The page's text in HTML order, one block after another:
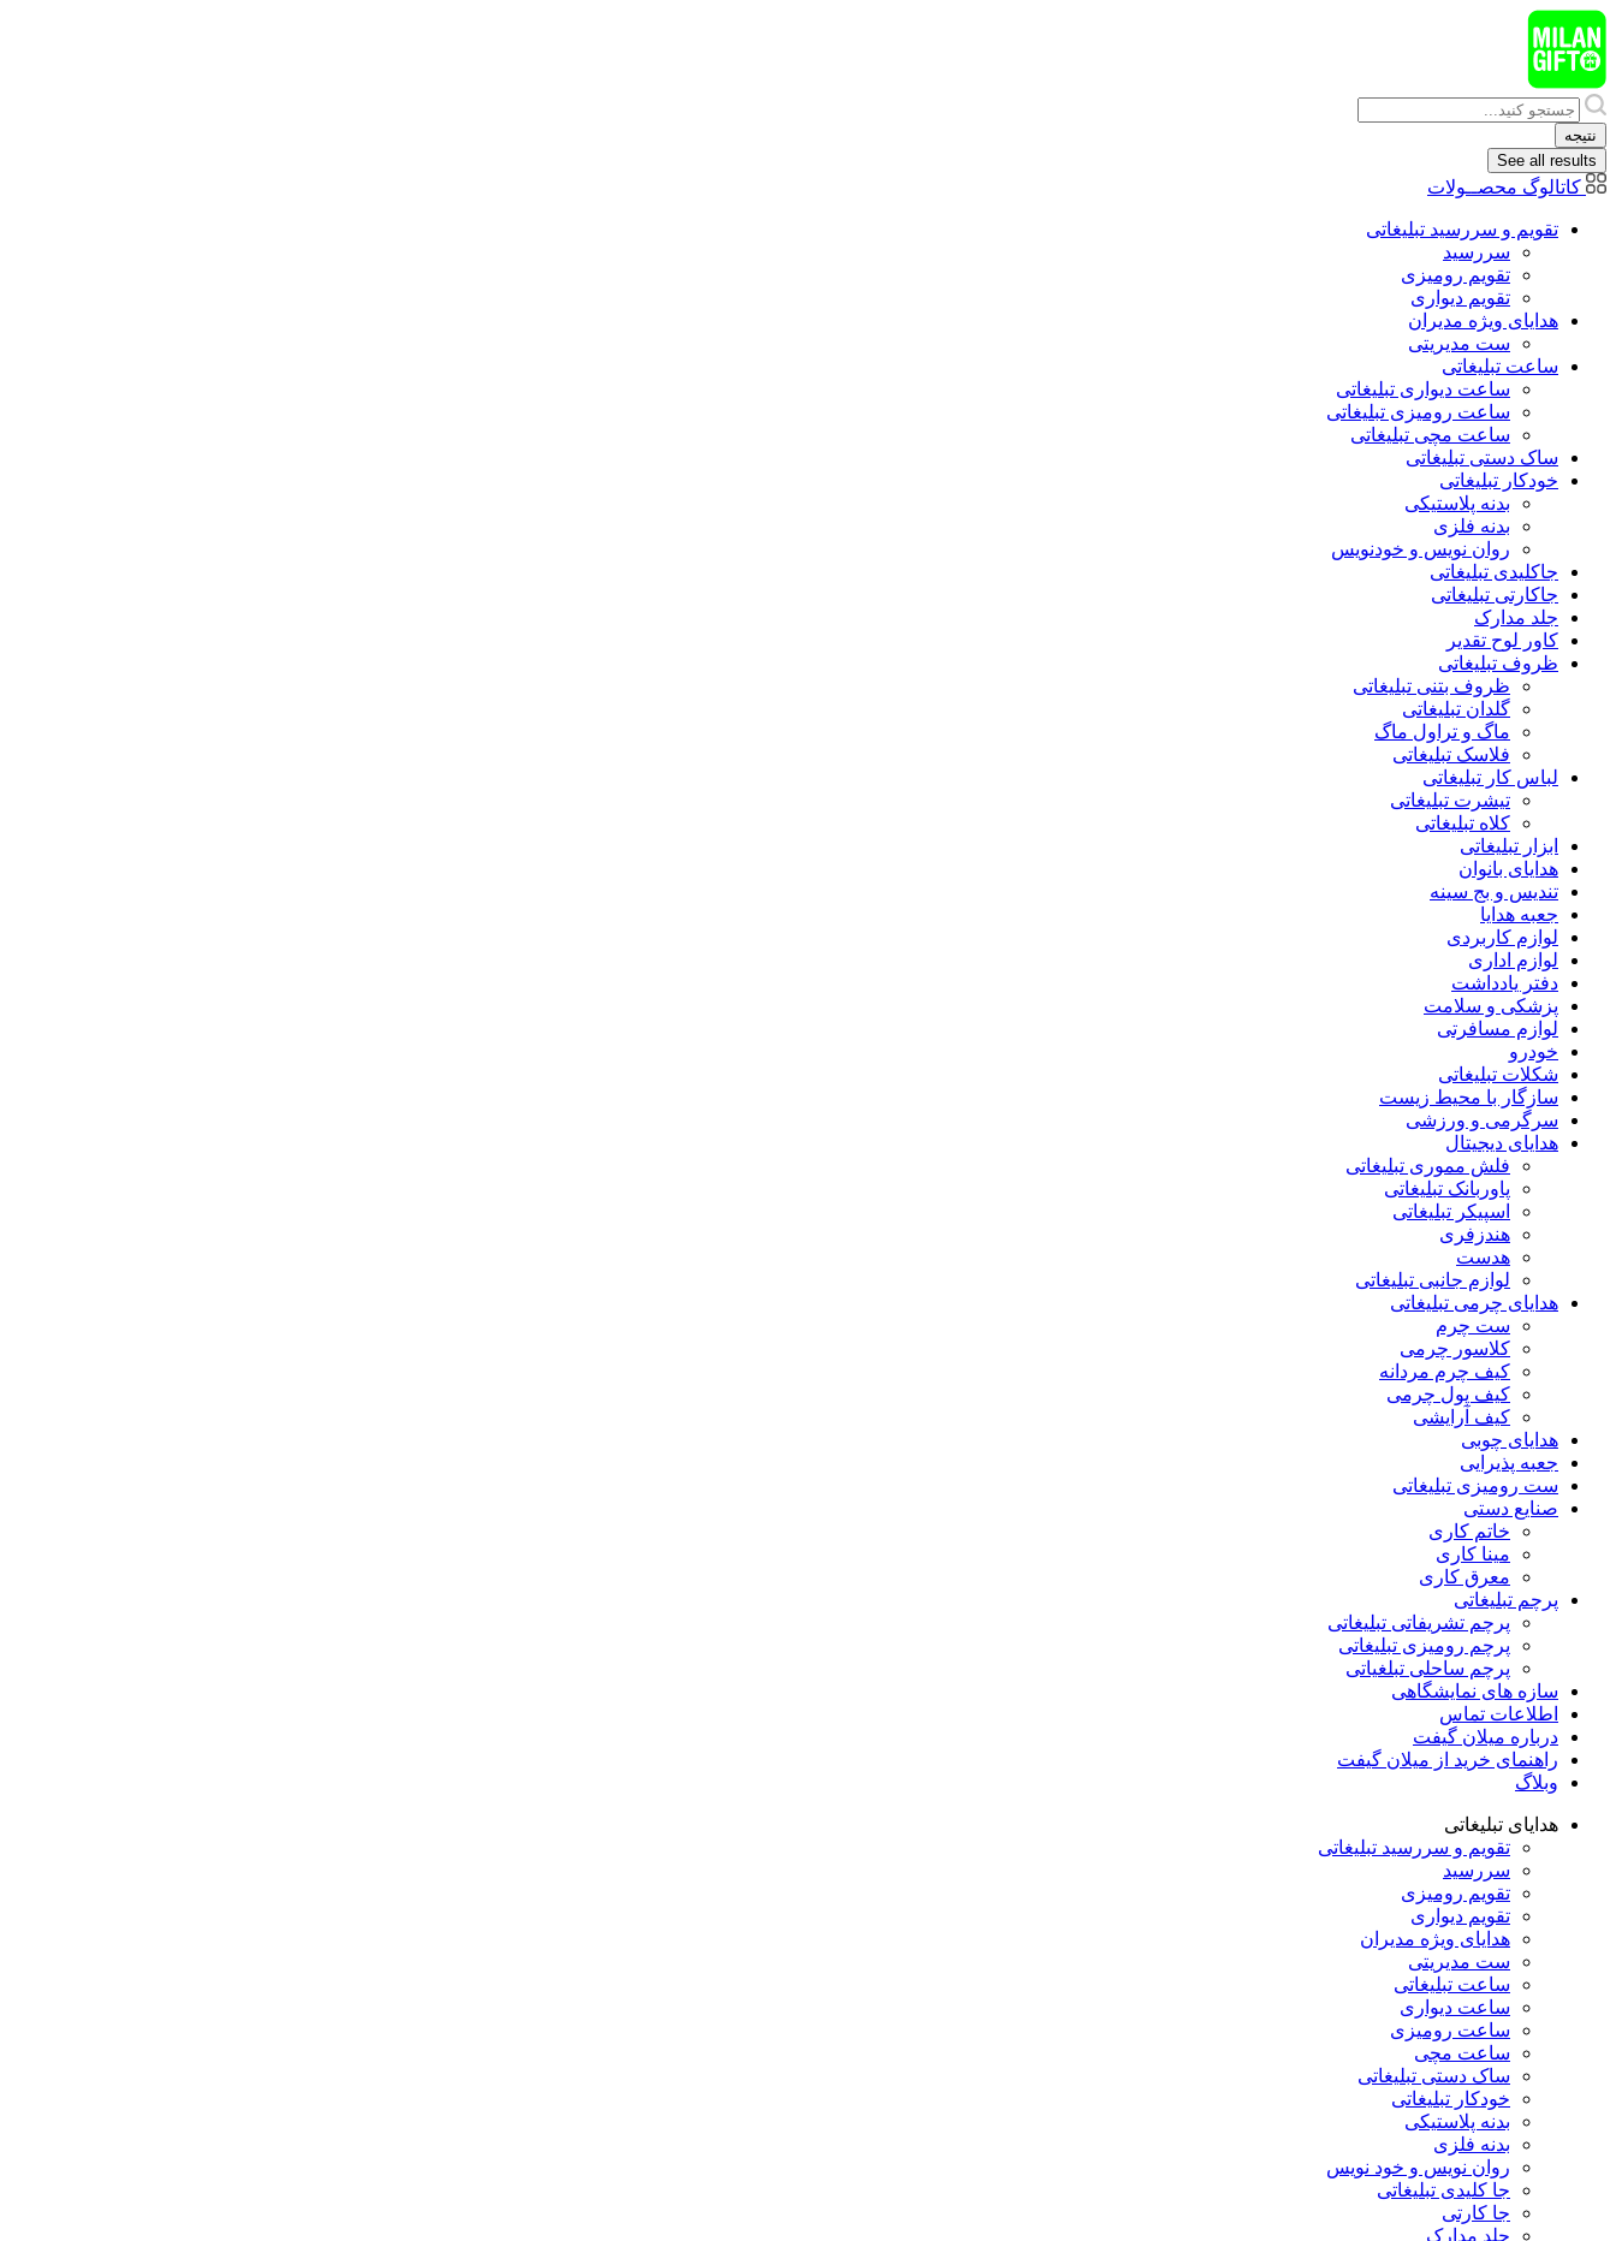
پرش
به
محتوا
Search
...
نتیجه
See all results
کاتالوگ محصــولات
تقویم و سررسید تبلیغاتی
سررسید
تقویم رومیزی
تقویم دیواری
هدایای ويژه مدیران
ست مدیریتی
ساعت تبلیغاتی
ساعت دیواری تبلیغاتی
ساعت رومیزی تبلیغاتی
ساعت مچی تبلیغاتی
ساک دستی تبلیغاتی
خودکار تبلیغاتی
بدنه پلاستیکی
بدنه فلزی
روان نویس و خودنویس
جاکلیدی تبلیغاتی
جاکارتی تبلیغاتی
جلد مدارک
کاور لوح تقدیر
ظروف تبلیغاتی
ظروف بتنی تبلیغاتی
گلدان تبلیغاتی
ماگ و تراول ماگ
فلاسک تبلیغاتی
لباس کار تبلیغاتی
تیشرت تبلیغاتی
کلاه تبلیغاتی
ابزار تبلیغاتی
هدایای بانوان
تندیس و بج سینه
جعبه هدایا
لوازم کاربردی
لوازم اداری
دفتر یادداشت
پزشکی و سلامت
لوازم مسافرتی
خودرو
شکلات تبلیغاتی
سازگار با محیط زیست
سرگرمی و ورزشی
هدایای دیجیتال
فلش مموری تبلیغاتی
پاوربانک تبلیغاتی
اسپیکر تبلیغاتی
هندزفری
هدست
لوازم جانبی تبلیغاتی
هدایای چرمی تبلیغاتی
ست چرم
کلاسور چرمی
کیف چرم مردانه
کیف پول چرمی
کیف آرایشی
هدایای چوبی
جعبه پذیرایی
ست رومیزی تبلیغاتی
صنایع دستی
خاتم کاری
مینا کاری
معرق کاری
پرچم تبلیغاتی
پرچم تشریفاتی تبلیغاتی
پرچم رومیزی تبلیغاتی
پرچم ساحلی تبلغیاتی
سازه های نمایشگاهی
اطلاعات تماس
درباره میلان گیفت
راهنمای خرید از میلان گیفت
وبلاگ
هدایای تبلیغاتی
تقویم و سررسید تبلیغاتی
سررسید
تقویم رومیزی
تقویم دیواری
هدایای ویژه مدیران
ست مدیریتی
ساعت تبلیغاتی
ساعت دیواری
ساعت رومیزی
ساعت مچی
ساک دستی تبلیغاتی
خودکار تبلیغاتی
بدنه پلاستیکی
بدنه فلزی
روان نویس و خود نویس
جا کلیدی تبلیغاتی
جا کارتی
جلد مدارک